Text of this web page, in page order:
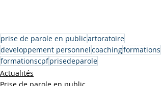
prise de parole en publicartoratoire
developpement personnelcoachingformations
formationscpfprisedeparole
Actualités